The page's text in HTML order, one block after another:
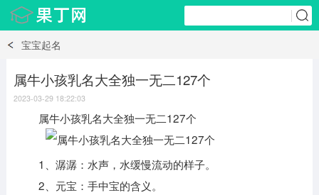
宝宝起名
属牛小孩乳名大全独一无二127个
2023-03-29 18:22:03
属牛小孩乳名大全独一无二127个
1、潺潺：水声，水缓慢流动的样子。
2、元宝：手中宝的含义。